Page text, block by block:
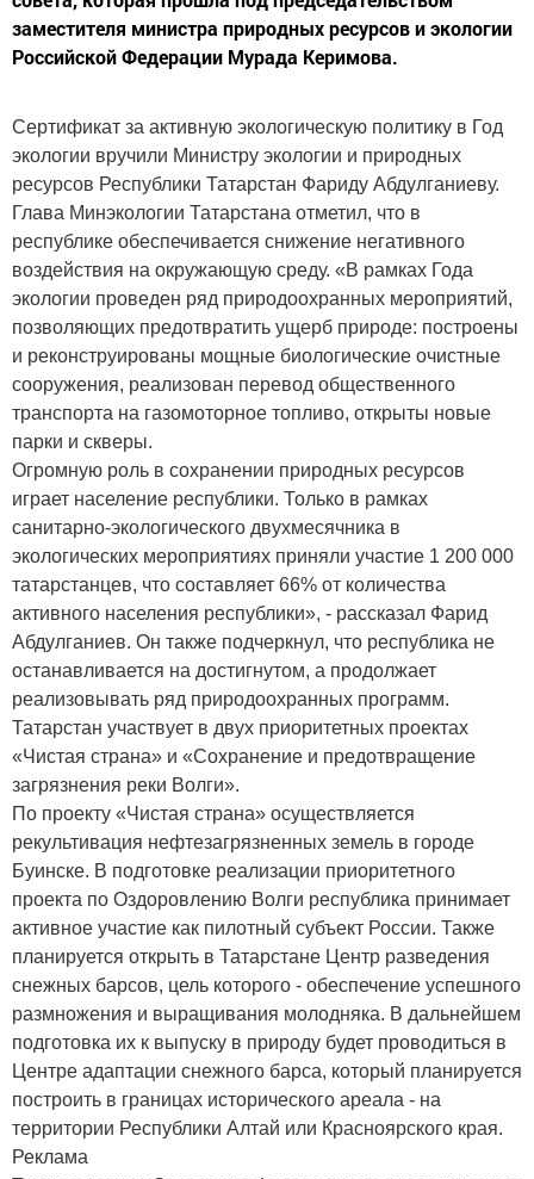
заместителя министра природных ресурсов и экологии
Российской Федерации Мурада Керимова.
Сертификат за активную экологическую политику в Год
экологии вручили Министру экологии и природных
ресурсов Республики Татарстан Фариду Абдулганиеву.
Глава Минэкологии Татарстана отметил, что в
республике обеспечивается снижение негативного
воздействия на окружающую среду. «В рамках Года
экологии проведен ряд природоохранных мероприятий,
позволяющих предотвратить ущерб природе: построены
и реконструированы мощные биологические очистные
сооружения, реализован перевод общественного
транспорта на газомоторное топливо, открыты новые
парки и скверы.
Огромную роль в сохранении природных ресурсов
играет население республики. Только в рамках
санитарно-экологического двухмесячника в
экологических мероприятиях приняли участие 1 200 000
татарстанцев, что составляет 66% от количества
активного населения республики», - рассказал Фарид
Абдулганиев. Он также подчеркнул, что республика не
останавливается на достигнутом, а продолжает
реализовывать ряд природоохранных программ.
Татарстан участвует в двух приоритетных проектах
«Чистая страна» и «Сохранение и предотвращение
загрязнения реки Волги».
По проекту «Чистая страна» осуществляется
рекультивация нефтезагрязненных земель в городе
Буинске. В подготовке реализации приоритетного
проекта по Оздоровлению Волги республика принимает
активное участие как пилотный субъект России. Также
планируется открыть в Татарстане Центр разведения
снежных барсов, цель которого - обеспечение успешного
размножения и выращивания молодняка. В дальнейшем
подготовка их к выпуску в природу будет проводиться в
Центре адаптации снежного барса, который планируется
построить в границах исторического ареала - на
территории Республики Алтай или Красноярского края.
Реклама